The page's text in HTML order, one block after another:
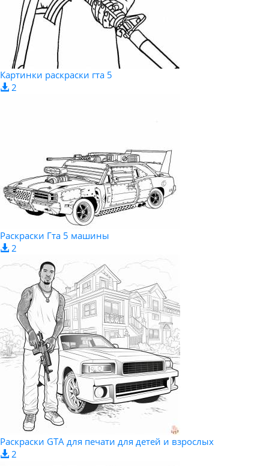
Картинки раскраски гта 5
2
Раскраски Гта 5 машины
2
Раскраски GTA для печати для детей и взрослых
2